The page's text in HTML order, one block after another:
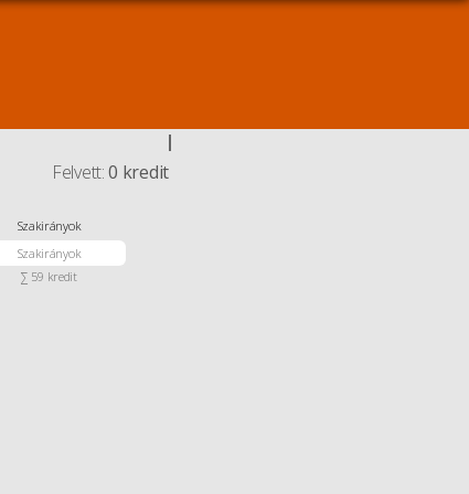
Felvett:0 kredit
Szakirányok
Szakirányok
∑ 59 kredit